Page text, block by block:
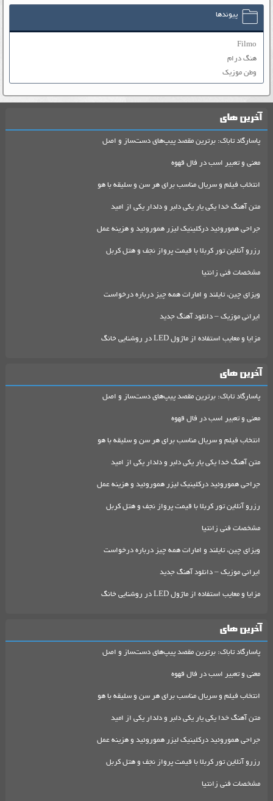
پیوندها
Filmo
هنگ درام
وطن موزیک
آخرین های
پاسارگاد تاباک: برترین مقصد پیپ‌های دست‌ساز و اصل
معنی و تعبیر اسب در فال قهوه
انتخاب فیلم و سریال مناسب برای هر سن و سلیقه با هو
متن آهنگ خدا یکی یار یکی دلبر و دلدار یکی از امید
جراحی هموروئید درکلینیک لیزر هموروئید و هزینه عمل
رزرو آنلاین تور کربلا با قیمت پرواز نجف و هتل کربل
مشخصات فنی زانتیا
ویزای چین، تایلند و امارات همه چیز درباره درخواست
ایرانی موزیک – دانلود آهنگ جدید
مزایا و معایب استفاده از ماژول LED در روشنایی خانگ
آخرین های
پاسارگاد تاباک: برترین مقصد پیپ‌های دست‌ساز و اصل
معنی و تعبیر اسب در فال قهوه
انتخاب فیلم و سریال مناسب برای هر سن و سلیقه با هو
متن آهنگ خدا یکی یار یکی دلبر و دلدار یکی از امید
جراحی هموروئید درکلینیک لیزر هموروئید و هزینه عمل
رزرو آنلاین تور کربلا با قیمت پرواز نجف و هتل کربل
مشخصات فنی زانتیا
ویزای چین، تایلند و امارات همه چیز درباره درخواست
ایرانی موزیک – دانلود آهنگ جدید
مزایا و معایب استفاده از ماژول LED در روشنایی خانگ
آخرین های
پاسارگاد تاباک: برترین مقصد پیپ‌های دست‌ساز و اصل
معنی و تعبیر اسب در فال قهوه
انتخاب فیلم و سریال مناسب برای هر سن و سلیقه با هو
متن آهنگ خدا یکی یار یکی دلبر و دلدار یکی از امید
جراحی هموروئید درکلینیک لیزر هموروئید و هزینه عمل
رزرو آنلاین تور کربلا با قیمت پرواز نجف و هتل کربل
مشخصات فنی زانتیا